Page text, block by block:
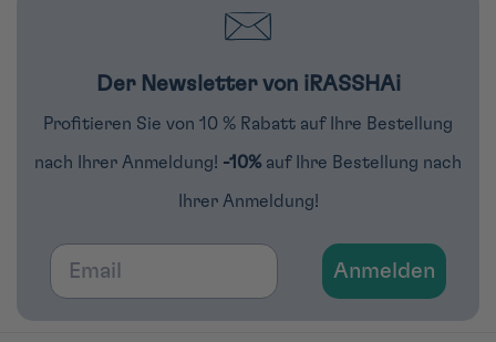
Der Newsletter von iRASSHAi
Profitieren Sie von 10 % Rabatt auf Ihre Bestellung
nach Ihrer Anmeldung! -10% auf Ihre Bestellung nach
Ihrer Anmeldung!
Email
Anmelden